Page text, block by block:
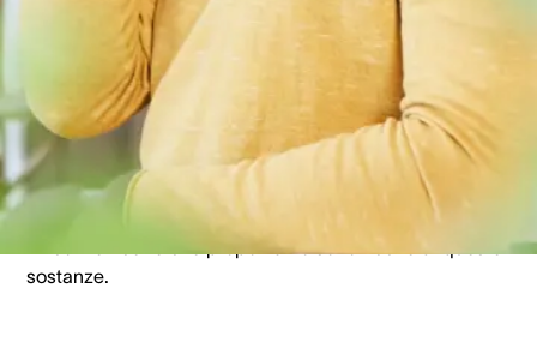
Le sostanze nutritive
giuste per l’udito
Alcune sostanze nutritive hanno un effetto positivo sul
funzionamento dell'udito. Tra le principali troviamo al primo
posto gli omega 3, il potassio, il magnesio, l’acido folico e lo
zinco. Le ricette che proponiamo sono ricche di queste
sostanze.